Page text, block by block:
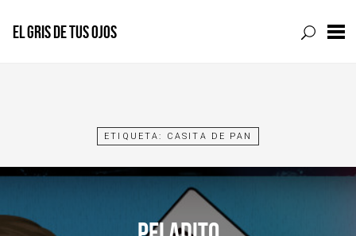
EL GRIS DE TUS OJOS
ETIQUETA: CASITA DE PAN